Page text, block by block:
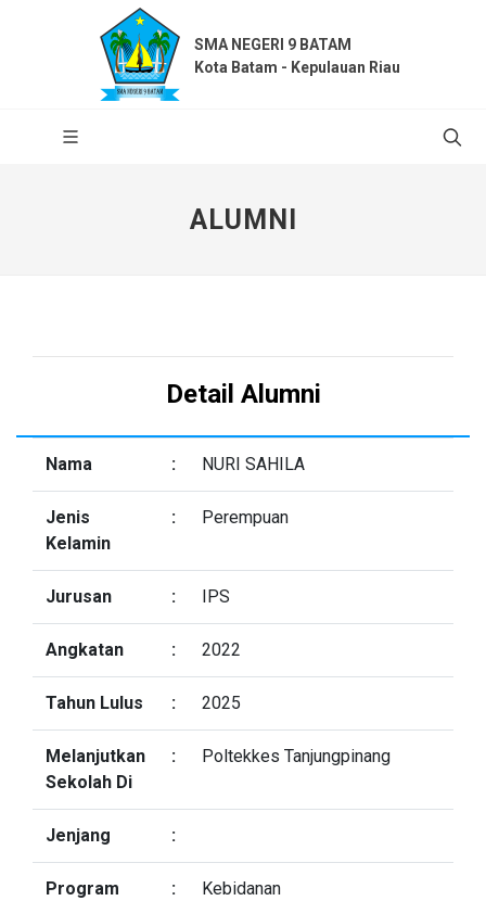
SMA NEGERI 9 BATAM
Kota Batam - Kepulauan Riau
ALUMNI
Detail Alumni
Nama : NURI SAHILA
Jenis
Kelamin
: Perempuan
Jurusan : IPS
Angkatan : 2022
Tahun Lulus : 2025
Melanjutkan
Sekolah Di
: Poltekkes Tanjungpinang
Jenjang :
Program
: Kebidanan